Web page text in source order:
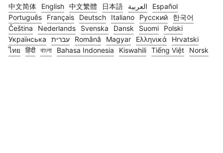
中文简体
English 中文繁體 日本語 العربية
Español
Português
Français Deutsch Italiano Русский
한국어
Čeština
Nederlands Svenska Dansk Suomi
Polski
Українська
עברית Română Magyar Ελληνικά
Hrvatski
ไทย
हिंदी বাংলা Bahasa Indonesia Kiswahili Tiếng Việt Norsk